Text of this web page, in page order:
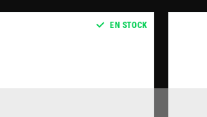
EN STOCK